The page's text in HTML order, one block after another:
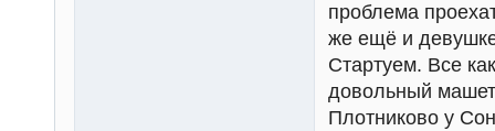
проблема
же ещё и
Стартуем. Все
довольный
Плотниково у